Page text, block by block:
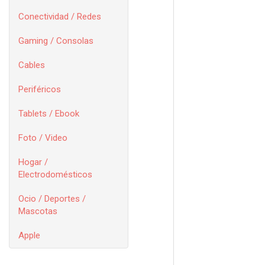
Conectividad / Redes
Gaming / Consolas
Cables
Periféricos
Tablets / Ebook
Foto / Video
Hogar /
Electrodomésticos
Ocio / Deportes /
Mascotas
Apple